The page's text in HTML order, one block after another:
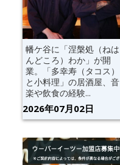
幡ケ谷に「涅槃処（ねは
んどころ）わか」が開
業。「多幸寿（タコス）
と小料理」の居酒屋、音
楽や飲食の経験...
2026年07月02日